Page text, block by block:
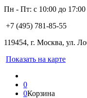
Пн - Пт: с 10:00 до 17:00
+7 (495) 781-85-55
119454, г. Москва, ул.
Показать на карте
0
0Корзина